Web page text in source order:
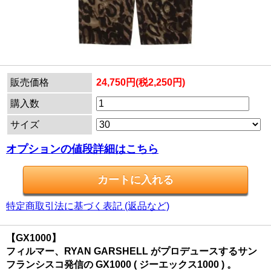
販売価格 24,750円(税2,250円)
購入数
サイズ
オプションの値段詳細はこちら
特定商取引法に基づく表記 (返品など)
【GX1000】
フィルマー、RYAN GARSHELL がプロデュースするサン
フランシスコ発信の GX1000 ( ジーエックス1000 ) 。